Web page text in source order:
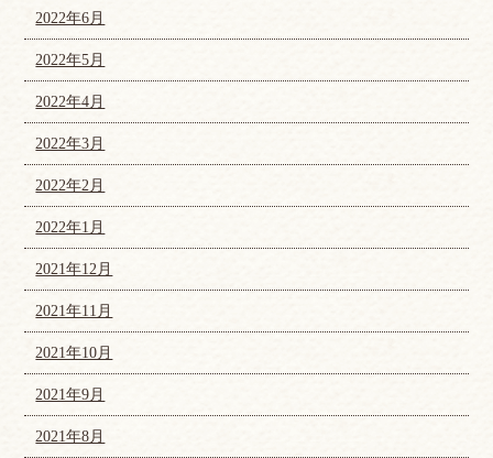
2022年6月
2022年5月
2022年4月
2022年3月
2022年2月
2022年1月
2021年12月
2021年11月
2021年10月
2021年9月
2021年8月